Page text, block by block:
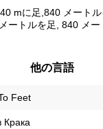
mに足,840 メート
ートルを足, 840 メー
他の言語
Feet
Крака